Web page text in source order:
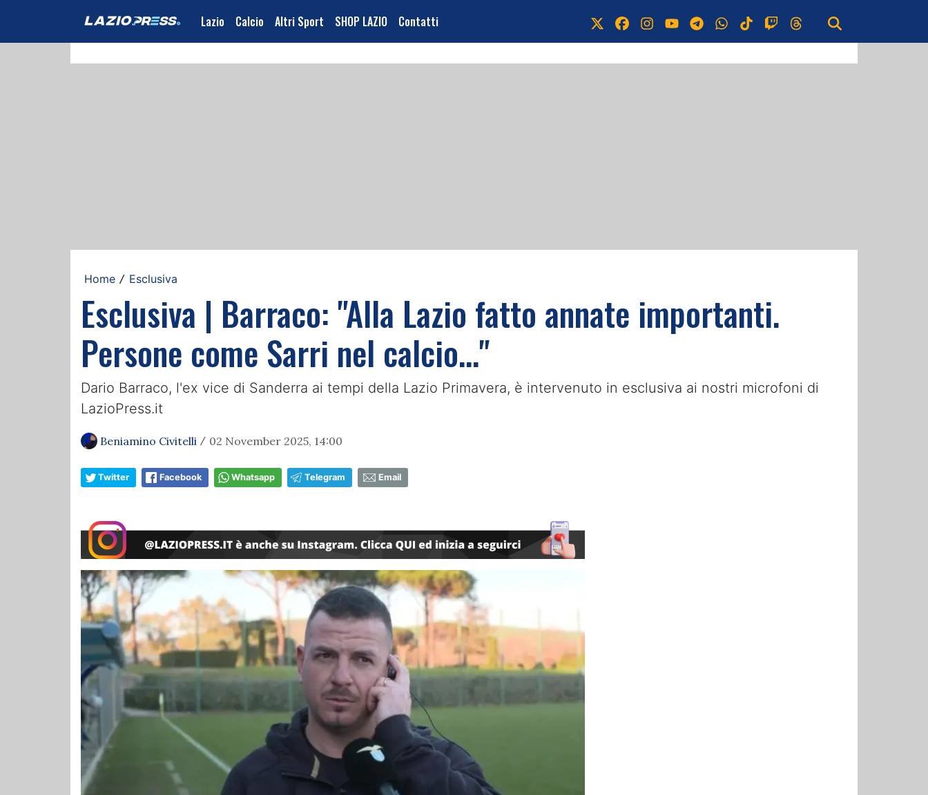
Lazio Calcio Altri Sport SHOP LAZIO Contatti
Home / Esclusiva
Esclusiva | Barraco: "Alla Lazio fatto annate importanti.
Persone come Sarri nel calcio…"
Dario Barraco, l'ex vice di Sanderra ai tempi della Lazio Primavera, è intervenuto in esclusiva ai nostri microfoni di
LazioPress.it
Beniamino Civitelli / 02 November 2025, 14:00
Twitter Facebook Whatsapp Telegram Email